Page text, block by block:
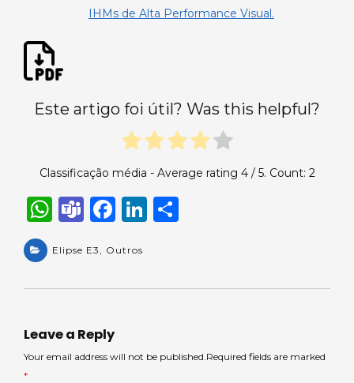
IHMs de Alta Performance Visual.
Este artigo foi útil? Was this helpful?
Classificação média - Average rating 4/ 5. Count: 2
W
a
ts
p
p
T
a
m
F
c
e
o
Li
e e
Elipse E3, Outros
Leave a Reply
Your email address will not be published.Required fields are marked
*